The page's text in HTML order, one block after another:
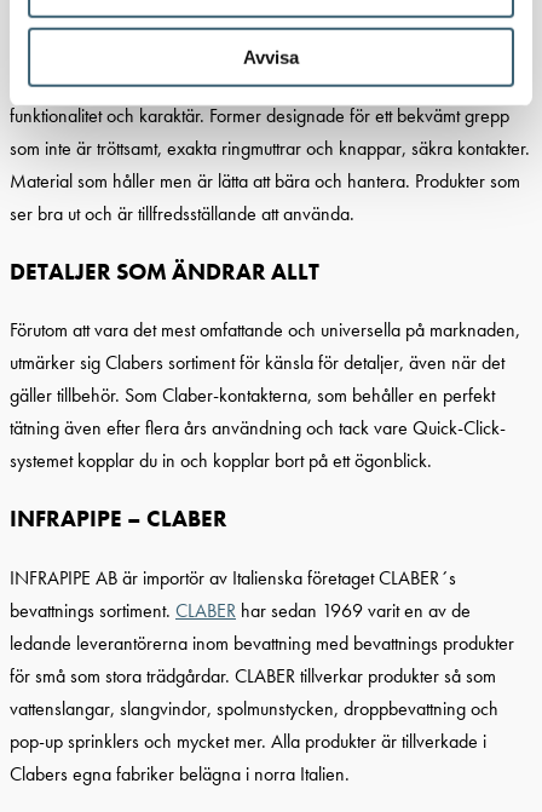
Avvisa
MER ÄN BARA DESIGN
I Clabers produkter är design en balans mellan ergonomi,
funktionalitet och karaktär. Former designade för ett bekvämt grepp
som inte är tröttsamt, exakta ringmuttrar och knappar, säkra kontakter.
Material som håller men är lätta att bära och hantera. Produkter som
ser bra ut och är tillfredsställande att använda.
DETALJER SOM ÄNDRAR ALLT
Förutom att vara det mest omfattande och universella på marknaden,
utmärker sig Clabers sortiment för känsla för detaljer, även när det
gäller tillbehör. Som Claber-kontakterna, som behåller en perfekt
tätning även efter flera års användning och tack vare Quick-Click-
systemet kopplar du in och kopplar bort på ett ögonblick.
INFRAPIPE – CLABER
INFRAPIPE AB är importör av Italienska företaget CLABER´s
bevattnings sortiment. CLABER har sedan 1969 varit en av de
ledande leverantörerna inom bevattning med bevattnings produkter
för små som stora trädgårdar. CLABER tillverkar produkter så som
vattenslangar, slangvindor, spolmunstycken, droppbevattning och
pop-up sprinklers och mycket mer. Alla produkter är tillverkade i
Clabers egna fabriker belägna i norra Italien.